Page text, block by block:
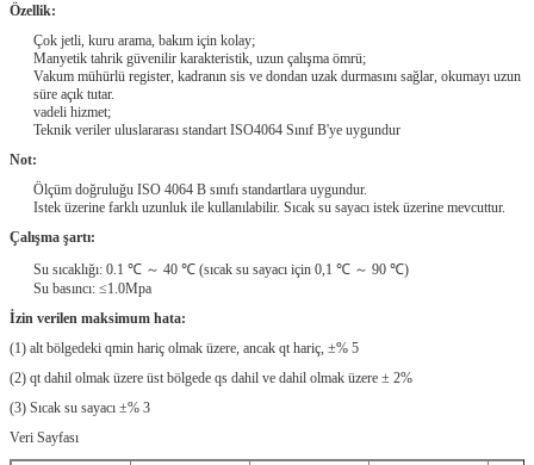
Özellik:
Çok jetli, kuru arama, bakım için kolay;
Manyetik tahrik güvenilir karakteristik, uzun çalışma ömrü;
Vakum mühürlü register, kadranın sis ve dondan uzak durmasını sağlar, okumayı uzun
süre açık tutar.
vadeli hizmet;
Teknik veriler uluslararası standart ISO4064 Sınıf B'ye uygundur
Not:
Ölçüm doğruluğu ISO 4064 B sınıfı standartlara uygundur.
Istek üzerine farklı uzunluk ile kullanılabilir. Sıcak su sayacı istek üzerine mevcuttur.
Çalışma şartı:
Su sıcaklığı: 0.1 ℃ ～ 40 ℃ (sıcak su sayacı için 0,1 ℃ ～ 90 ℃)
Su basıncı: ≤1.0Mpa
İzin verilen maksimum hata:
(1) alt bölgedeki qmin hariç olmak üzere, ancak qt hariç, ±% 5
(2) qt dahil olmak üzere üst bölgede qs dahil ve dahil olmak üzere ± 2%
(3) Sıcak su sayacı ±% 3
Veri Sayfası